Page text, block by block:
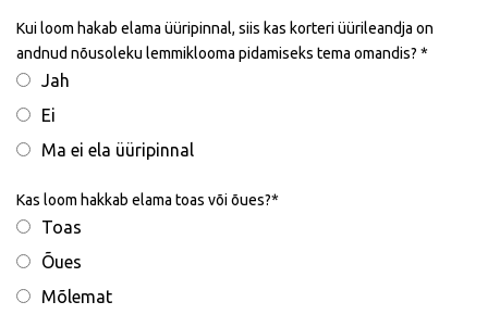
Kui loom hakab elama üüripinnal, siis kas korteri üürileandja on
andnud nõusoleku lemmiklooma pidamiseks tema omandis?
Jah
Ei
Ma ei ela üüripinnal
Kas loom hakkab elama toas või õues?
Toas
Õues
Mõlemat